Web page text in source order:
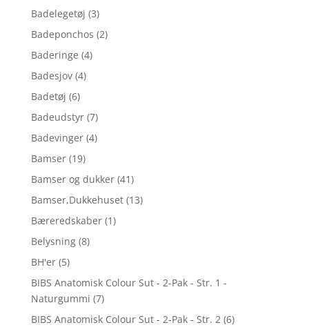
Badelegetøj (3)
Badeponchos (2)
Baderinge (4)
Badesjov (4)
Badetøj (6)
Badeudstyr (7)
Badevinger (4)
Bamser (19)
Bamser og dukker (41)
Bamser,Dukkehuset (13)
Bæreredskaber (1)
Belysning (8)
BH'er (5)
BIBS Anatomisk Colour Sut - 2-Pak - Str. 1 -
Naturgummi (7)
BIBS Anatomisk Colour Sut - 2-Pak - Str. 2 (6)